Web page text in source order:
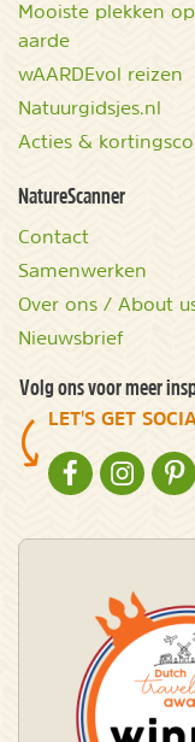
Mooiste plekken op
aarde
wAARDEvol reizen
Natuurgidsjes.nl
Acties &
NatureScanner
Contact
Samenwerken
Over ons / About
Nieuwsbrief
Volg ons voor meer
LET'S GET